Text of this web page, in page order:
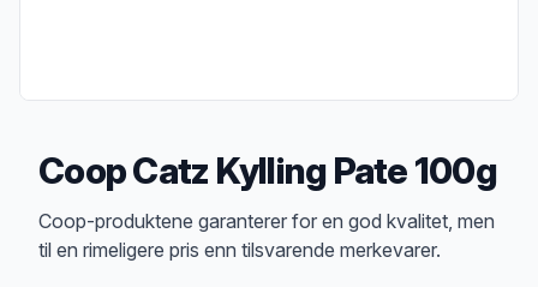
Coop Catz Kylling Pate 100g
Produktbeskrivelse
Coop-produktene garanterer for en god kvalitet, men
til en rimeligere pris enn tilsvarende merkevarer.